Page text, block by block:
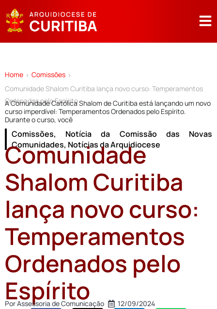
Home > Comissões >
Comunidade Shalom Curitiba lança novo curso: Temperamentos
Ordenados pelo Espírito
A Comunidade Católica Shalom de Curitiba está lançando um novo
curso imperdível: Temperamentos Ordenados pelo Espírito.
Durante o curso, você
Comissões, Notícia da Comissão das Novas
Comunidades, Notícias da Arquidiocese
Comunidade
Shalom Curitiba
lança novo curso:
Temperamentos
Ordenados pelo
Espírito
PorAssessoria de Comunicação 12/09/2024